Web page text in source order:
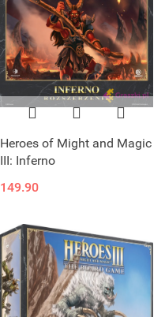
Heroes of Might and Magic
III: Inferno
149.90